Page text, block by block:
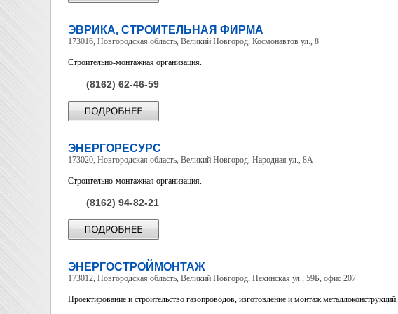
ЭВРИКА, СТРОИТЕЛЬНАЯ ФИРМА
173016, Новгородская область, Великий Новгород, Космонавтов ул., 8
Строительно-монтажная организация.
(8162) 62-46-59
ЭНЕРГОРЕСУРС
173020, Новгородская область, Великий Новгород, Народная ул., 8А
Строительно-монтажная организация.
(8162) 94-82-21
ЭНЕРГОСТРОЙМОНТАЖ
173012, Новгородская область, Великий Новгород, Нехинская ул., 59Б, офис 207
Проектирование и строительство газопроводов, изготовление и монтаж металлоконструкций.